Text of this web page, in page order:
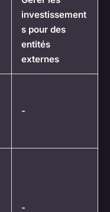
investissement
s pour des
entités
externes
-
-